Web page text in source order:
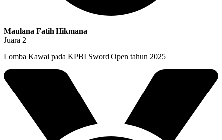
Maulana Fatih Hikmana
Juara 2
Lomba Kawai pada KPBI Sword Open tahun 2025